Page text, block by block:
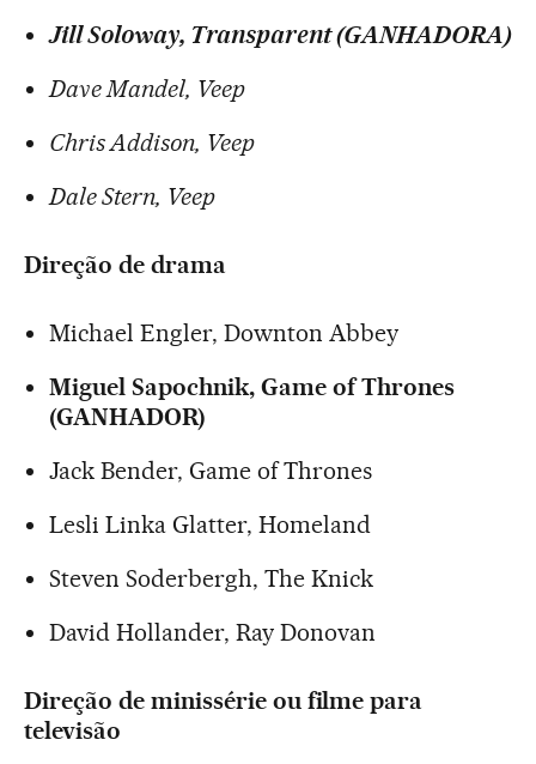
Jill Soloway, Transparent (GANHADORA)
Dave Mandel, Veep
Chris Addison, Veep
Dale Stern, Veep
Direção de drama
Michael Engler, Downton Abbey
Miguel Sapochnik, Game of Thrones
(GANHADOR)
Jack Bender, Game of Thrones
Lesli Linka Glatter, Homeland
Steven Soderbergh, The Knick
David Hollander, Ray Donovan
Direção de minissérie ou filme para
televisão